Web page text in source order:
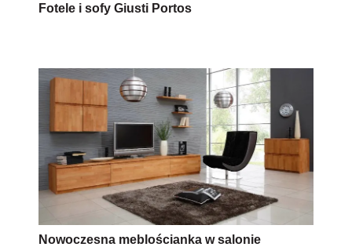
Fotele i sofy Giusti Portos
Nowoczesna meblościanka w salonie